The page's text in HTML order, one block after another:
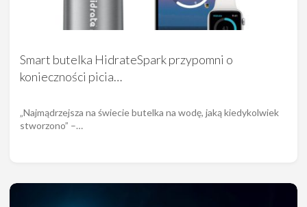
Smart butelka HidrateSpark przypomni o
konieczności picia…
„Najmądrzejsza na świecie butelka na wodę, jaką kiedykolwiek
stworzono” –…